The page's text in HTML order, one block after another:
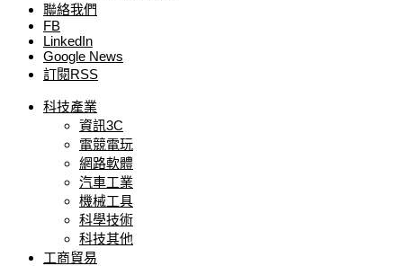
聯絡我們
FB
LinkedIn
Google News
訂閱RSS
科技產業
資訊3C
電競電玩
網路軟體
汽車工業
機械工具
科學技術
科技其他
工商貿易